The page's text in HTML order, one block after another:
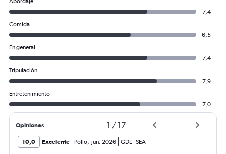
7,4
Comida
6,5
En general
7,4
Tripulación
7,9
Entretenimiento
7,0
Opiniones 1 / 17
10,0 Excelente Pollo jun. 2026 GDL -SEA